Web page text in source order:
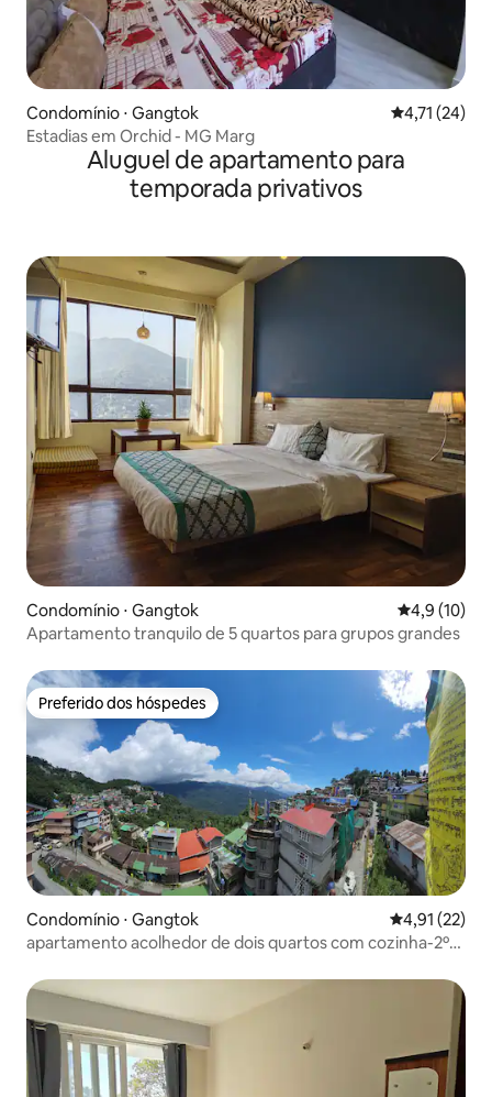
Condomínio ⋅ Gangtok 4,71 de uma
4,71 (24)
Estadias em Orchid - MG Marg
Aluguel de apartamento para
temporada privativos
Condomínio ⋅ Gangtok 4,9 de uma
4,9 (10)
Apartamento tranquilo de 5 quartos para grupos grandes
Preferido dos hóspedes
Preferido dos hóspedes
Condomínio ⋅ Gangtok 4,91 de uma
4,91 (22)
apartamento acolhedor de dois quartos com cozinha-2º